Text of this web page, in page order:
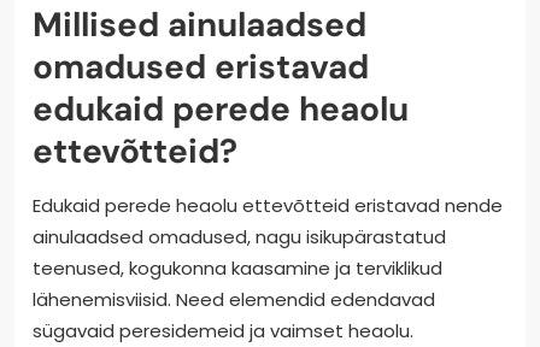
Millised ainulaadsed
omadused eristavad
edukaid perede heaolu
ettevõtteid?
Edukaid perede heaolu ettevõtteid eristavad nende
ainulaadsed omadused, nagu isikupärastatud
teenused, kogukonna kaasamine ja terviklikud
lähenemisviisid. Need elemendid edendavad
sügavaid peresidemeid ja vaimset heaolu.